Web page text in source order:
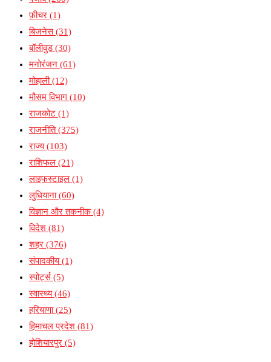
फ़ीचर (1)
बिजनेस(31)
बॉलीवुड(30)
मनोरंजन (61)
मोहाली(12)
मौसम विभाग (10)
राजकोट (1)
राजनीति(375)
राज्य(103)
राशिफल (21)
लाइफस्टाइल (1)
लुधियाना(60)
विज्ञान और तकनीक(4)
विदेश (81)
शहर (376)
संपादकीय(1)
स्पोर्ट्स(5)
स्वास्थ्य(46)
हरियाणा(25)
हिमाचल प्रदेश (81)
होशियारपुर (5)